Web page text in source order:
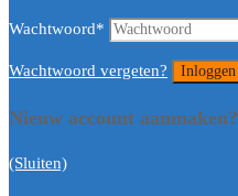
Wachtwoord*
Wachtwoord vergeten?
Nieuw account aanmaken?
(Sluiten)